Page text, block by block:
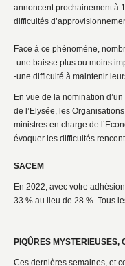
annoncent prochainement à
difficultés
Face à ce phénomène,
-une baisse plus ou moins
-une difficulté à maintenir
En vue de la nomination
de l’Elysée, les
ministres en charge de
évoquer les difficultés
SACEM
En 2022, avec votre
33 % au lieu de 28 %. Tous
PIQÛRES MYSTERIEUSES,
Ces dernières semaines, et